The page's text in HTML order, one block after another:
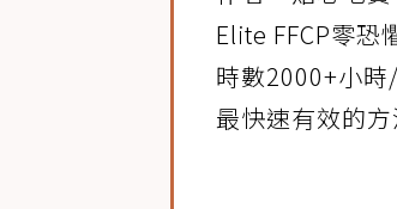
Elite FFCP零
時數2000+小
最快速有效的